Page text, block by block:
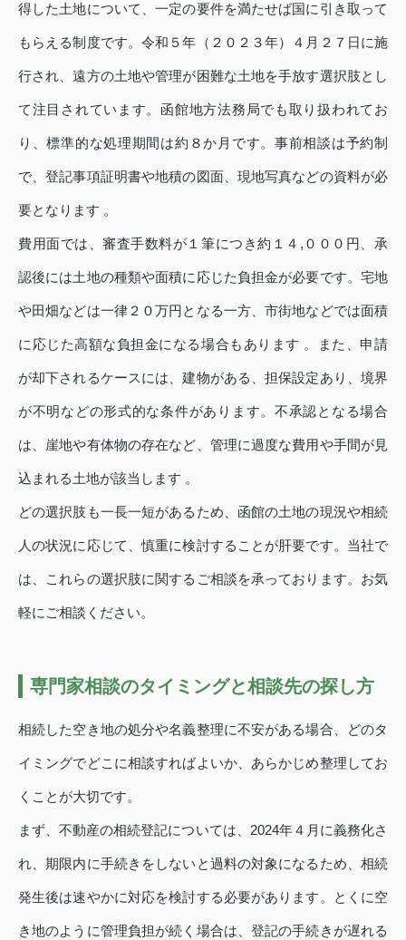
得した土地について、一定の要件を満たせば国に引き取って
もらえる制度です。令和５年（２０２３年）４月２７日に施
行され、遠方の土地や管理が困難な土地を手放す選択肢とし
て注目されています。函館地方法務局でも取り扱われてお
り、標準的な処理期間は約８か月です。事前相談は予約制
で、登記事項証明書や地積の図面、現地写真などの資料が必
要となります 。
費用面では、審査手数料が１筆につき約１４,０００円、承
認後には土地の種類や面積に応じた負担金が必要です。宅地
や田畑などは一律２０万円となる一方、市街地などでは面積
に応じた高額な負担金になる場合もあります 。また、申請
が却下されるケースには、建物がある、担保設定あり、境界
が不明などの形式的な条件があります。不承認となる場合
は、崖地や有体物の存在など、管理に過度な費用や手間が見
込まれる土地が該当します 。
どの選択肢も一長一短があるため、函館の土地の現況や相続
人の状況に応じて、慎重に検討することが肝要です。当社で
は、これらの選択肢に関するご相談を承っております。お気
軽にご相談ください。
専門家相談のタイミングと相談先の探し方
相続した空き地の処分や名義整理に不安がある場合、どのタ
イミングでどこに相談すればよいか、あらかじめ整理してお
くことが大切です。
まず、不動産の相続登記については、2024年４月に義務化さ
れ、期限内に手続きをしないと過料の対象になるため、相続
発生後は速やかに対応を検討する必要があります。とくに空
き地のように管理負担が続く場合は、登記の手続きが遅れる